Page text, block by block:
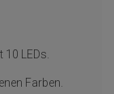
LEDs.
Farben.